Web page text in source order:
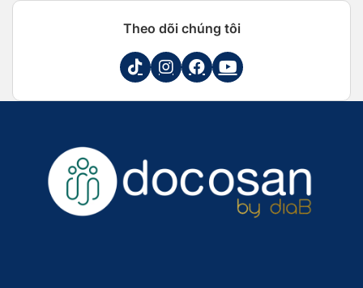
Theo dõi chúng tôi